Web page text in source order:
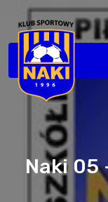
Naki 05